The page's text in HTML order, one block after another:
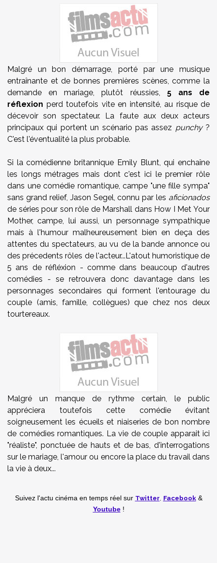
Malgré un bon démarrage, porté par une musique
entraînante et de bonnes premières scènes, comme la
demande en mariage, plutôt réussies, 5 ans de
réflexion perd toutefois vite en intensité, au risque de
décevoir son spectateur. La faute aux deux acteurs
principaux qui portent un scénario pas assez punchy?
C'est l'éventualité la plus probable.
Si la comédienne britannique Emily Blunt, qui enchaîne
les longs métrages mais dont c'est ici le premier rôle
dans une comédie romantique, campe "une fille sympa"
sans grand relief, Jason Segel, connu par les aficionados
de séries pour son rôle de Marshall dans How I Met Your
Mother, campe, lui aussi, un personnage sympathique
mais à l'humour malheureusement bien en deça des
attentes du spectateurs, au vu de la bande annonce ou
des précedents rôles de l'acteur...L'atout humoristique de
5 ans de réfléxion - comme dans beaucoup d'autres
comédies - se retrouvera donc davantage dans les
personnages secondaires qui forment l'entourage du
couple (amis, famille, collègues) que chez nos deux
tourtereaux.
Malgré un manque de rythme certain, le public
appréciera toutefois cette comédie évitant
soigneusement les écueils et niaiseries de bon nombre
de comédies romantiques. La vie de couple apparait ici
"réaliste", ponctuée de hauts et de bas, d'interrogations
sur le mariage, l'amour ou encore la place du travail dans
la vie à deux...
Suivez l'actu cinéma en temps réel sur Twitter Facebook&
Youtube!